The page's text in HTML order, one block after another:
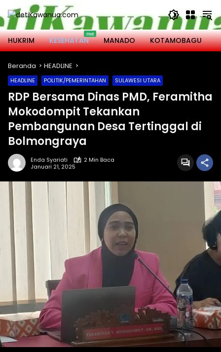
Langsung
ke
konten
HUKRIM
KESEHATAN MANADO KOTAMOBAGU
Beranda HEADLINE
HEADLINE POLITIK/PEMERINTAHAN SULAWESI UTARA
RDP Bersama Dinas PMD, Feramitha
Mokodompit Tekankan
Pembangunan Desa Tertinggal di
Bolmongraya
Enda Syariati
2 Min Baca
Januari 21, 2025